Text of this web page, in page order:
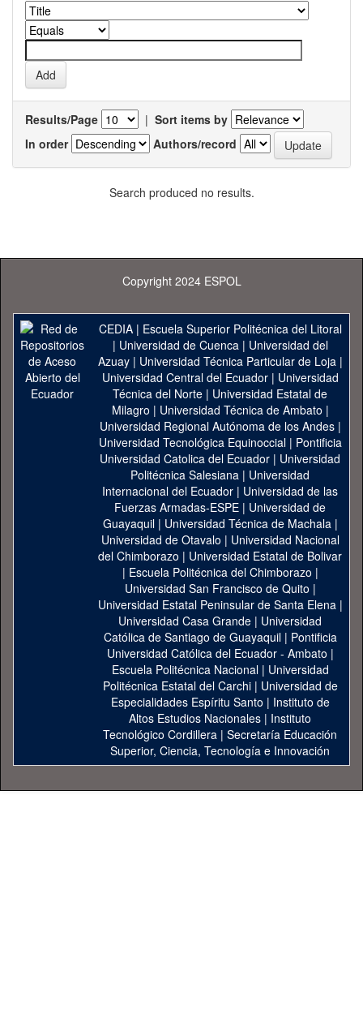
Results/Page | Sort items by
In order
Authors/record
Search produced no results.
Copyright 2024 ESPOL
CEDIA| Escuela Superior Politécnica del Litoral
| Universidad de Cuenca| Universidad del
Azuay| Universidad Técnica Particular de Loja|
Universidad Central del Ecuador| Universidad
Técnica del Norte | Universidad Estatal de
Milagro | Universidad Técnica de Ambato |
Universidad Regional Autónoma de los Andes|
Universidad Tecnológica Equinoccial| Pontificia
Universidad Catolica del Ecuador | Universidad
Politécnica Salesiana | Universidad
Internacional del Ecuador | Universidad de las
Fuerzas Armadas-ESPE | Universidad de
Guayaquil| Universidad Técnica de Machala|
Universidad de Otavalo | Universidad Nacional
del Chimborazo | Universidad Estatal de Bolivar
| Escuela Politécnica del Chimborazo |
Universidad San Francisco de Quito |
Universidad Estatal Peninsular de Santa Elena|
Universidad Casa Grande | Universidad
Católica de Santiago de Guayaquil| Pontificia
Universidad Católica del Ecuador - Ambato |
Escuela Politécnica Nacional| Universidad
Politécnica Estatal del Carchi| Universidad de
Especialidades Espíritu Santo | Instituto de
Altos Estudios Nacionales | Instituto
Tecnológico Cordillera | Secretaría Educación
Superior, Ciencia, Tecnología e Innovación